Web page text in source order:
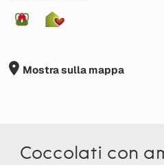
Mostra sulla mappa
Coccolati con